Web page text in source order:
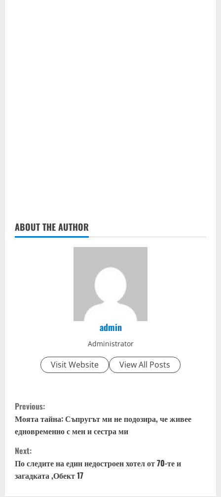
ABOUT THE AUTHOR
admin
Administrator
Visit Website View All Posts
C
o
n
t
i
Previous:
Моята тайна: Съпругът ми не подозира, че живее
едновременно с мен и сестра ми
Next:
По следите на един недостроен хотел от 70-те и
загадката ,Обект 17